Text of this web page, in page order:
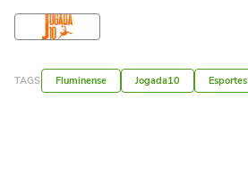
TAGS Fluminense Jogada10 Esportes